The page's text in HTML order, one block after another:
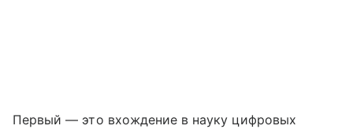
Первый — это вхождение в науку цифровых